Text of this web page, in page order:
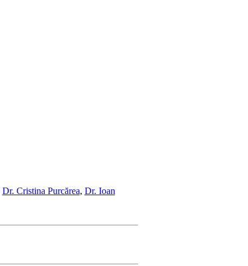
Dr. Cristina Purcărea, Dr. Ioan